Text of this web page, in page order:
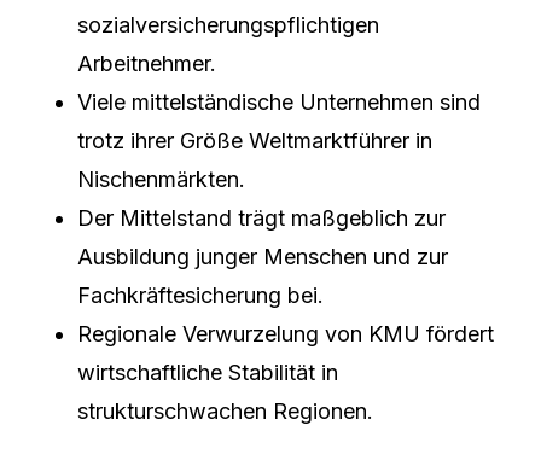
sozialversicherungspflichtigen
Arbeitnehmer.
Viele mittelständische Unternehmen sind
trotz ihrer Größe Weltmarktführer in
Nischenmärkten.
Der Mittelstand trägt maßgeblich zur
Ausbildung junger Menschen und zur
Fachkräftesicherung bei.
Regionale Verwurzelung von KMU fördert
wirtschaftliche Stabilität in
strukturschwachen Regionen.